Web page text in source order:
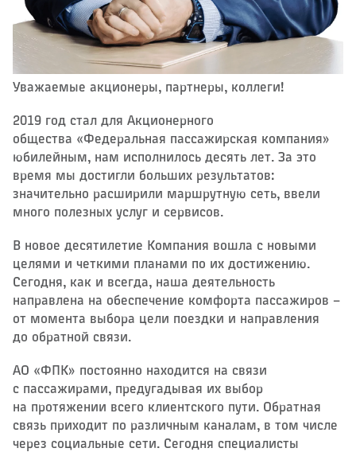
Уважаемые акционеры, партнеры, коллеги!
2019 год стал для Акционерного
общества «Федеральная пассажирская компания»
юбилейным, нам исполнилось десять лет. За это
время мы достигли больших результатов:
значительно расширили маршрутную сеть, ввели
много полезных услуг и сервисов.
В новое десятилетие Компания вошла с новыми
целями и четкими планами по их достижению.
Сегодня, как и всегда, наша деятельность
направлена на обеспечение комфорта пассажиров –
​от момента выбора цели поездки и направления
до обратной связи.
АО «ФПК» постоянно находится на связи
с пассажирами, предугадывая их выбор
на протяжении всего клиентского пути. Обратная
связь приходит по различным каналам, в том числе
через социальные сети. Сегодня специалисты